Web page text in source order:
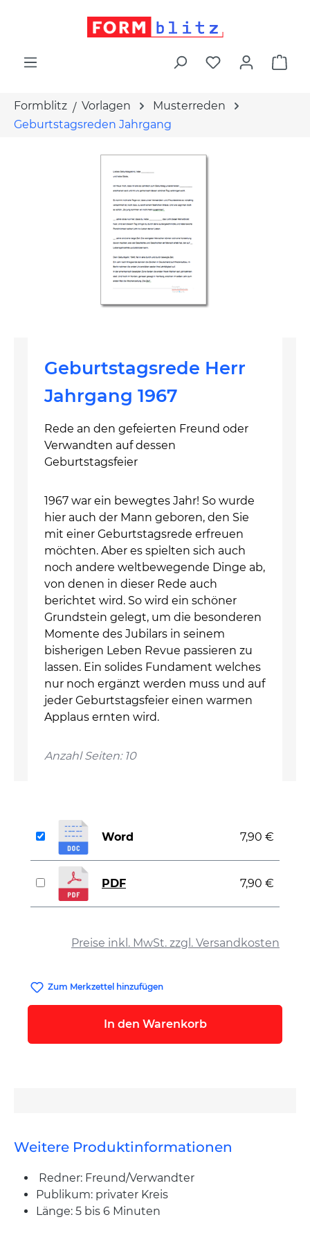
Formblitz Vorlagen
Musterreden
Geburtstagsreden Jahrgang
Geburtstagsrede Herr
Jahrgang 1967
Rede an den gefeierten Freund oder
Verwandten auf dessen
Geburtstagsfeier
1967 war ein bewegtes Jahr! So wurde
hier auch der Mann geboren, den Sie
mit einer Geburtstagsrede erfreuen
möchten. Aber es spielten sich auch
noch andere weltbewegende Dinge ab,
von denen in dieser Rede auch
berichtet wird. So wird ein schöner
Grundstein gelegt, um die besonderen
Momente des Jubilars in seinem
bisherigen Leben Revue passieren zu
lassen. Ein solides Fundament welches
nur noch ergänzt werden muss und auf
jeder Geburtstagsfeier einen warmen
Applaus ernten wird.
Anzahl Seiten: 10
Preise inkl. MwSt. zzgl. Versandkosten
Word 7,90 €
PDF 7,90 €
Zum Merkzettel hinzufügen
In den Warenkorb
Weitere Produktinformationen
Redner: Freund/Verwandter
Publikum: privater Kreis
Länge: 5 bis 6 Minuten